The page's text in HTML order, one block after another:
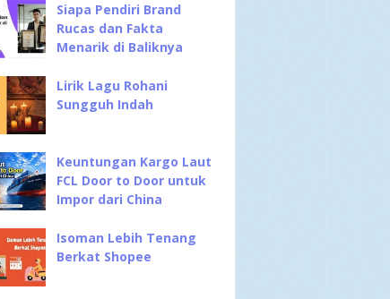
Siapa Pendiri Brand
Rucas dan Fakta
Menarik di Baliknya
Lirik Lagu Rohani
Sungguh Indah
Keuntungan Kargo Laut
FCL Door to Door untuk
Impor dari China
Isoman Lebih Tenang
Berkat Shopee